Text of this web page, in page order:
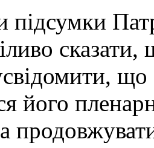
підсумки
його